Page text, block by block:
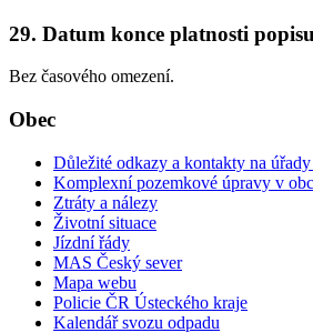
29. Datum konce platnosti popisu
Bez časového omezení.
Obec
Důležité odkazy a kontakty na
Komplexní pozemkové úpravy v
Ztráty a nálezy
Životní situace
Jízdní řády
MAS Český sever
Mapa webu
Policie ČR Ústeckého kraje
Kalendář svozu odpadu